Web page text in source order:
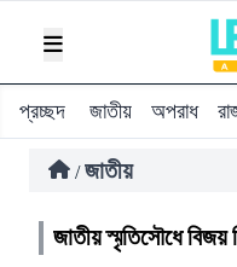
প্রচ্ছদ জাতীয় অপরাধ
/ জাতীয়
জাতীয় স্মৃতিসৌধে বিজয়